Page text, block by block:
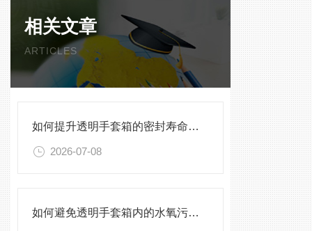
相关文章
ARTICLES
如何提升透明手套箱的密封寿命？密封圈选型与保养须知
2026-07-08
如何避免透明手套箱内的水氧污染？